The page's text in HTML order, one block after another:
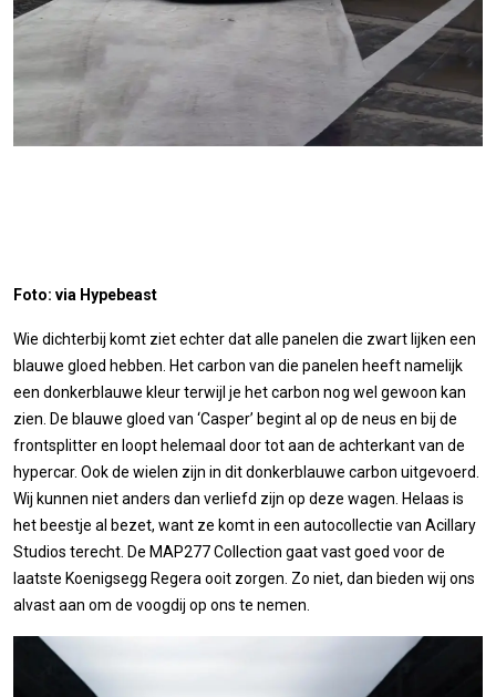
Foto: via Hypebeast
Wie dichterbij komt ziet echter dat alle panelen die zwart lijken een
blauwe gloed hebben. Het carbon van die panelen heeft namelijk
een donkerblauwe kleur terwijl je het carbon nog wel gewoon kan
zien. De blauwe gloed van ‘Casper’ begint al op de neus en bij de
frontsplitter en loopt helemaal door tot aan de achterkant van de
hypercar. Ook de wielen zijn in dit donkerblauwe carbon uitgevoerd.
Wij kunnen niet anders dan verliefd zijn op deze wagen. Helaas is
het beestje al bezet, want ze komt in een autocollectie van Acillary
Studios terecht. De MAP277 Collection gaat vast goed voor de
laatste Koenigsegg Regera ooit zorgen. Zo niet, dan bieden wij ons
alvast aan om de voogdij op ons te nemen.